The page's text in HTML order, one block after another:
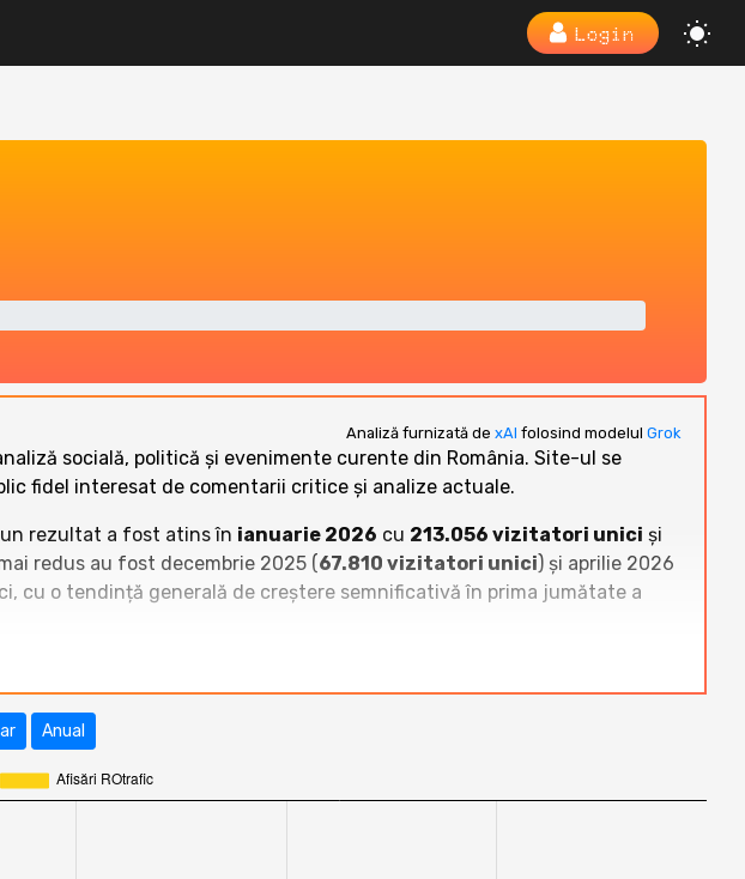
Login
Analiză furnizată de xAI folosind modelul Grok
socială, politică și evenimente curente din România. Site-ul se
fidel interesat de comentarii critice și analize actuale.
rezultat a fost atins în ianuarie 2026 cu 213.056 vizitatori unici și
redus au fost decembrie 2025 (67.810 vizitatori unici) și aprilie 2026
cu o tendință generală de creștere semnificativă în prima jumătate a
unul dintre cele mai vizitate bloguri românești. În majoritatea lunilor
, situându-se frecvent pe locul 1 sau 2 la nivel de vizitatori
aguritza.ro
românesc în ultimul an.
Anual